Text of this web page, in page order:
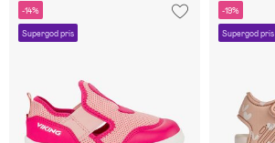
-14%
Supergod pris
-19%
Supergod pris